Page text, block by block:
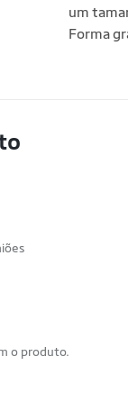
um
Forma
o produto.